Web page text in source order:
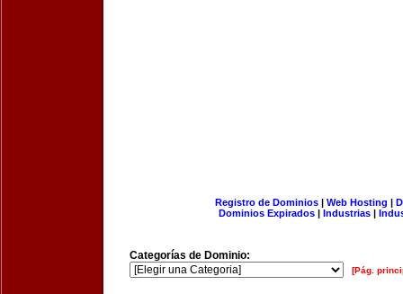
Registro de Dominios| Web Hosting |
Dominios Expirados | Industrias |
Categorías de Dominio:
[Pág.